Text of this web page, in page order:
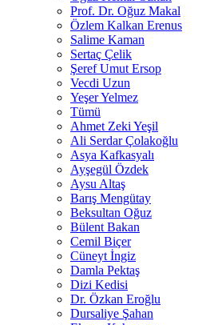
Prof. Dr. Oğuz Makal
Özlem Kalkan Erenus
Salime Kaman
Sertaç Çelik
Şeref Umut Ersop
Vecdi Uzun
Yeşer Yelmez
Tümü
Ahmet Zeki Yeşil
Ali Serdar Çolakoğlu
Asya Kafkasyalı
Ayşegül Özdek
Aysu Altaş
Barış Mengütay
Beksultan Oğuz
Bülent Bakan
Cemil Biçer
Cüneyt İngiz
Damla Pektaş
Dizi Kedisi
Dr. Özkan Eroğlu
Dursaliye Şahan